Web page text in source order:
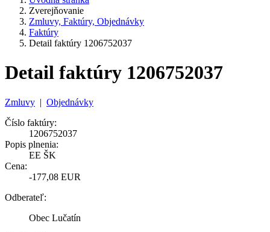
Zverejňovanie
Zmluvy, Faktúry, Objednávky
Faktúry
Detail faktúry 1206752037
Detail faktúry 1206752037
Zmluvy | Objednávky
Číslo faktúry:
1206752037
Popis plnenia:
EE ŠK
Cena:
-177,08 EUR
Odberateľ:
Obec Lučatín